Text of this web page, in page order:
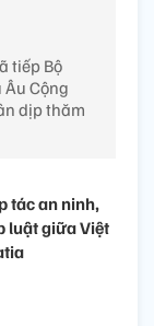
tiếp Bộ
Cộng
dịp thăm
tác an ninh,
luật giữa Việt